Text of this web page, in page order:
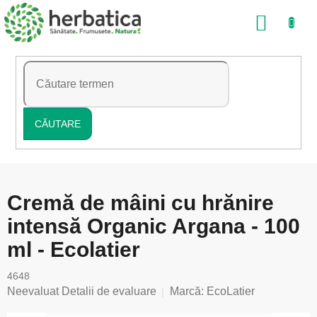
Treci
la
conținut
CĂUTARE
COŞ
Cremă de mâini cu hrănire
intensă Organic Argana - 100
ml - Ecolatier
4648
Evaluarea
Neevaluat Detalii de evaluare Marcă: EcoLatier